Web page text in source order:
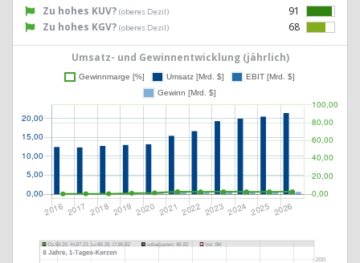
Zu hohes KUV? (oberes Dezil)
91
Zu hohes KGV? (oberes Dezil) 68
Umsatz- und Gewinnentwicklung (jährlich)